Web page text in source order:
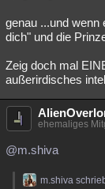
genau ...und wenn
dich" und die
Zeig doch mal
außerirdisches
ehemaliges
@m.shiva
m.shiva